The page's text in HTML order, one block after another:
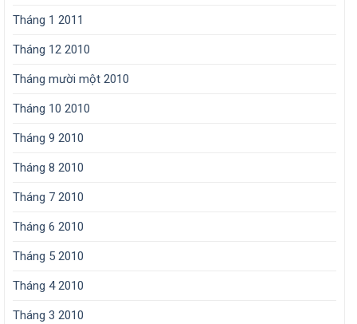
Tháng 1 2011
Tháng 12 2010
Tháng mười một 2010
Tháng 10 2010
Tháng 9 2010
Tháng 8 2010
Tháng 7 2010
Tháng 6 2010
Tháng 5 2010
Tháng 4 2010
Tháng 3 2010